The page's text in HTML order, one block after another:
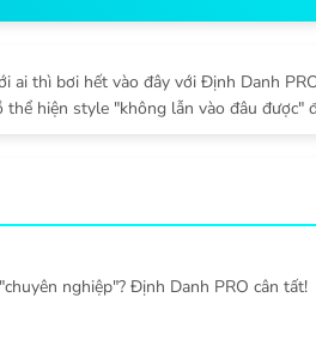
ai thì bơi hết vào đây với Định Danh
hiện style "không lẫn vào đâu được"
nghiệp"? Định Danh PRO cân tất!